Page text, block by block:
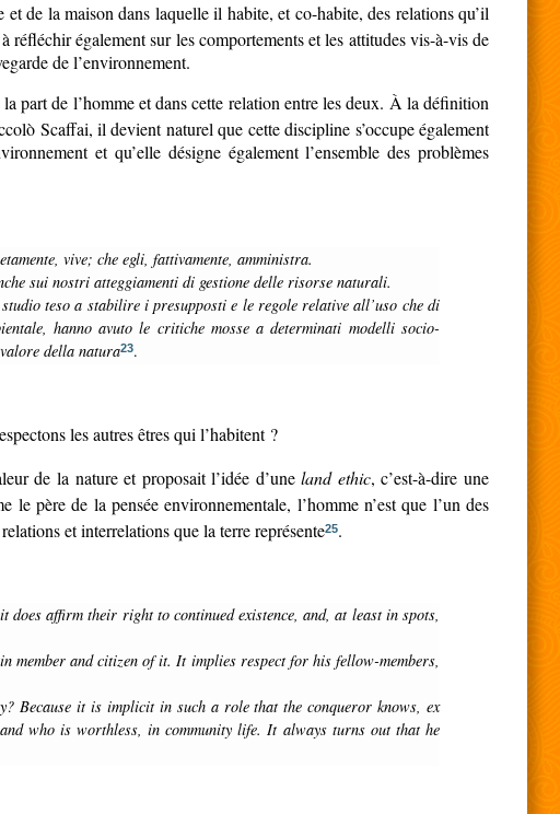
et de la maison dans laquelle il habite, et co-habite, des relations qu’il
également sur les comportements et les attitudes vis-à-vis de
de l’environnement.
part de l’homme et dans cette relation entre les deux. À la définition
Scaffai, il devient naturel que cette discipline s’occupe également
et qu’elle désigne également l’ensemble des problèmes
vive; che egli, fattivamente, amministra.
sui nostri atteggiamenti di gestione delle risorse naturali.
hanno avuto le critiche mosse a determinati modelli socio-
della natura23.
les autres êtres qui l’habitent ?
de la nature et proposait l’idée d’uneland ethic, c’est-à-dire une
le père de la pensée environnementale, l’homme n’est que l’un des
et interrelations que la terre représente25.
who is worthless, in community life. It always turns out that he